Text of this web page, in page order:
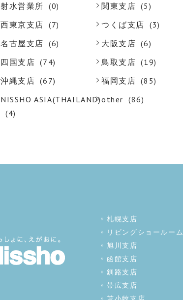
射水営業所 (0) 関東支店 (5)
西東京支店 (7) つくば支店 (3)
名古屋支店 (6) 大阪支店 (6)
四国支店 (74) 鳥取支店 (19)
沖縄支店 (67) 福岡支店 (85)
NISSHO ASIA(THAILAND)
(4)
other (86)
札幌支店
リビングショールーム
旭川支店
函館支店
釧路支店
帯広支店